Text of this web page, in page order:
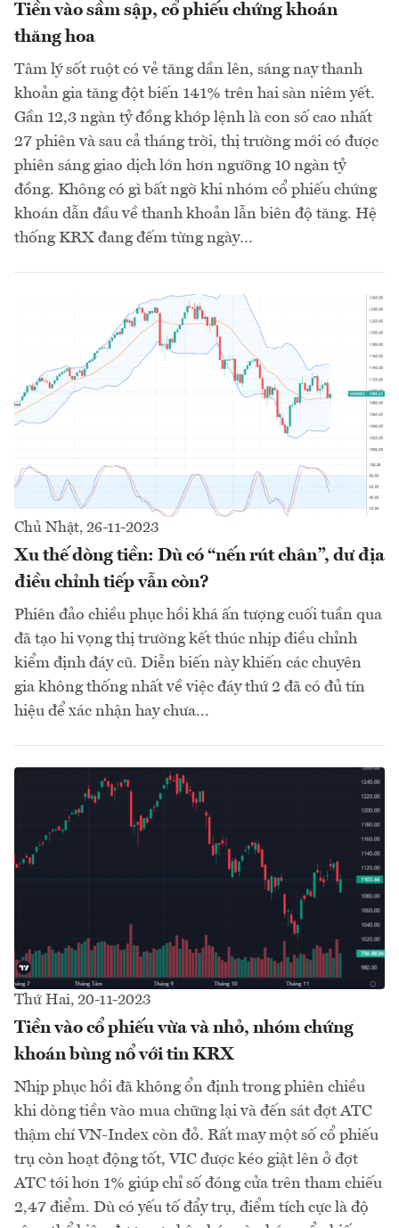
Tiền vào sầm sập, cổ phiếu chứng khoán
thăng hoa
Tâm lý sốt ruột có vẻ tăng dần lên, sáng nay thanh
khoản gia tăng đột biến 141% trên hai sàn niêm yết.
Gần 12,3 ngàn tỷ đồng khớp lệnh là con số cao nhất
27 phiên và sau cả tháng trời, thị trường mới có được
phiên sáng giao dịch lớn hơn ngưỡng 10 ngàn tỷ
đồng. Không có gì bất ngờ khi nhóm cổ phiếu chứng
khoán dẫn đầu về thanh khoản lẫn biên độ tăng. Hệ
thống KRX đang đếm từng ngày…
Chủ Nhật, 26-11-2023
Xu thế dòng tiền: Dù có “nến rút chân”, dư địa
điều chỉnh tiếp vẫn còn?
Phiên đảo chiều phục hồi khá ấn tượng cuối tuần qua
đã tạo hi vọng thị trường kết thúc nhịp điều chỉnh
kiểm định đáy cũ. Diễn biến này khiến các chuyên
gia không thống nhất về việc đáy thứ 2 đã có đủ tín
hiệu để xác nhận hay chưa...
Thứ Hai, 20-11-2023
Tiền vào cổ phiếu vừa và nhỏ, nhóm chứng
khoán bùng nổ với tin KRX
Nhịp phục hồi đã không ổn định trong phiên chiều
khi dòng tiền vào mua chững lại và đến sát đợt ATC
thậm chí VN-Index còn đỏ. Rất may một số cổ phiếu
trụ còn hoạt động tốt, VIC được kéo giật lên ở đợt
ATC tới hơn 1% giúp chỉ số đóng cửa trên tham chiếu
2,47 điểm. Dù có yếu tố đẩy trụ, điểm tích cực là độ